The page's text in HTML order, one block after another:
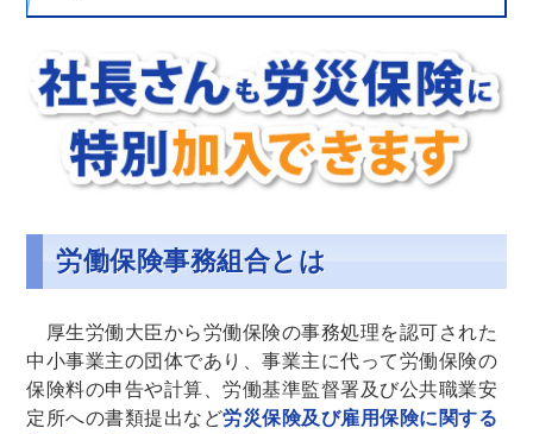
労働保険事務組合とは
厚生労働大臣から労働保険の事務処理を認可された
中小事業主の団体であり、事業主に代って労働保険の
保険料の申告や計算、労働基準監督署及び公共職業安
定所への書類提出など労災保険及び雇用保険に関する